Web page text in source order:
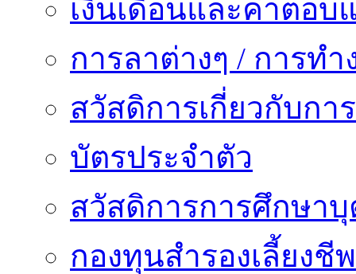
เงินเดือนและค่าตอบ
การลาต่างๆ / การทำ
สวัสดิการเกี่ยวกับกา
บัตรประจำตัว
สวัสดิการการศึกษาบุ
กองทุนสำรองเลี้ยง